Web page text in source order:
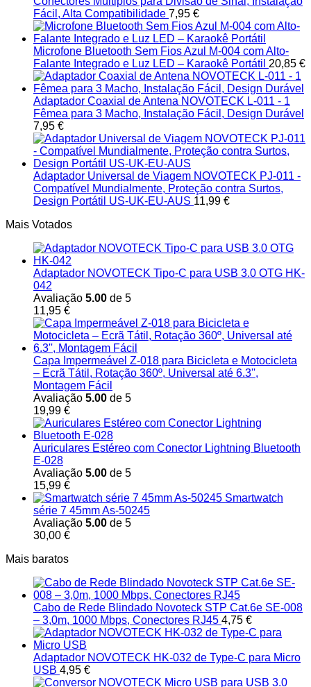
Fácil, Alta Compatibilidade 7,95 €
Microfone Bluetooth Sem Fios Azul M-004 com Alto-
Falante Integrado e Luz LED – Karaokê Portátil 20,85 €
Adaptador Coaxial de Antena NOVOTECK L-011 - 1
Fêmea para 3 Macho, Instalação Fácil, Design Durável
7,95 €
Adaptador Universal de Viagem NOVOTECK PJ-011 -
Compatível Mundialmente, Proteção contra Surtos,
Design Portátil US-UK-EU-AUS 11,99 €
Mais Votados
Adaptador NOVOTECK Tipo-C para USB 3.0 OTG HK-
042
Avaliação 5.00 de 5
11,95 €
Capa Impermeável Z-018 para Bicicleta e Motocicleta
– Ecrã Tátil, Rotação 360º, Universal até 6.3'',
Montagem Fácil
Avaliação 5.00 de 5
19,99 €
Auriculares Estéreo com Conector Lightning Bluetooth
E-028
Avaliação 5.00 de 5
15,99 €
Smartwatch
série 7 45mm As-50245
Avaliação 5.00 de 5
30,00 €
Mais baratos
Cabo de Rede Blindado Novoteck STP Cat.6e SE-008
– 3,0m, 1000 Mbps, Conectores RJ45 4,75 €
Adaptador NOVOTECK HK-032 de Type-C para Micro
USB 4,95 €